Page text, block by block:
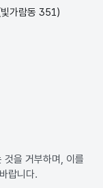
가람동 351)
것을 거부하며, 이를
랍니다.